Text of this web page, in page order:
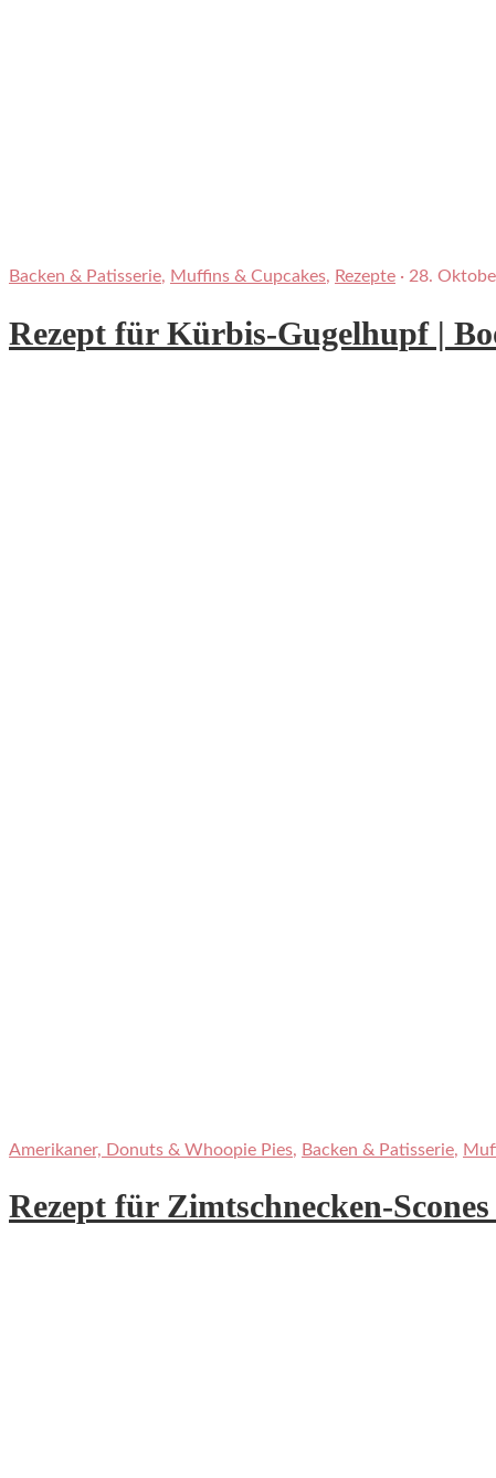
Backen & Patisserie, Muffins & Cupcakes, Rezepte · 28.
Rezept für Kürbis-Gugelhupf |
Amerikaner, Donuts & Whoopie Pies, Backen & Patisserie,
Rezept für Zimtschnecken-